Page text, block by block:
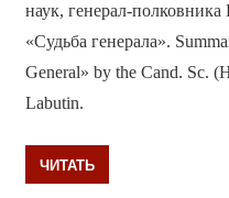
наук, генерал-
«Судьба генерала».
General» by the Cand. Sc.
Labutin.
ЧИТАТЬ